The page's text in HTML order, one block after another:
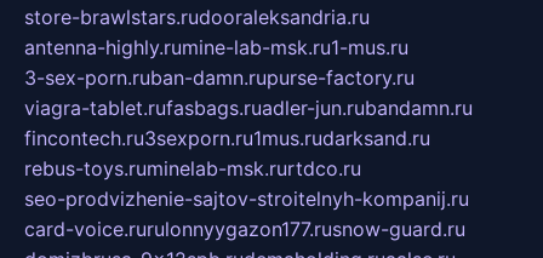
store-brawlstars.rudooraleksandria.ru
antenna-highly.rumine-lab-msk.ru1-mus.ru
3-sex-porn.ruban-damn.rupurse-factory.ru
viagra-tablet.rufasbags.ruadler-jun.rubandamn.ru
fincontech.ru3sexporn.ru1mus.rudarksand.ru
rebus-toys.ruminelab-msk.rurtdco.ru
seo-prodvizhenie-sajtov-stroitelnyh-kompanij.ru
card-voice.rurulonnyygazon177.rusnow-guard.ru